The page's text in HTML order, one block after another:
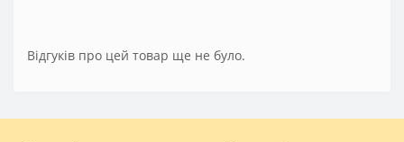
Відгуків про цей товар ще не було.